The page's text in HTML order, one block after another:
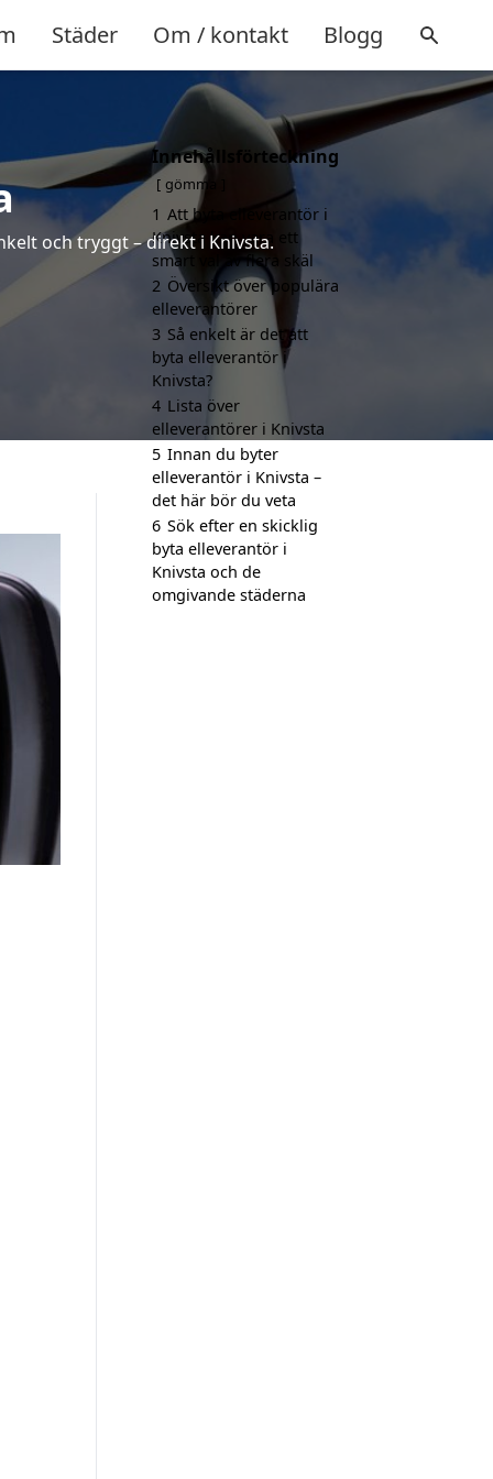
Städer Om / kontakt Blogg
och tryggt – direkt i Knivsta.
Innehållsförteckning
gömma
1 Att byta elleverantör i
Knivsta kan vara ett
smart val av flera skäl
2 Översikt över populära
elleverantörer
3 Så enkelt är det att
byta elleverantör i
Knivsta?
4 Lista över
elleverantörer i Knivsta
5 Innan du byter
elleverantör i Knivsta –
det här bör du veta
6 Sök efter en skicklig
byta elleverantör i
Knivsta och de
omgivande städerna